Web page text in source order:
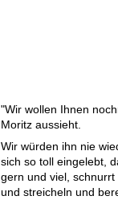
"Wir wollen Ihnen
Moritz aussieht.
Wir würden ihn nie
sich so toll eingelebt,
gern und viel,
und streicheln und